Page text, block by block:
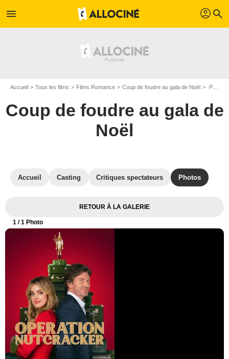
menu profil search
Accueil Tous les films Films Romance Coup de foudre au gala de Noël Photo de Coup de foudre au gala de Noël - Photo 1
Coup de foudre au gala de
Noël
Accueil Casting Critiques spectateurs Photos
RETOUR À LA GALERIE
1 / 1 Photo